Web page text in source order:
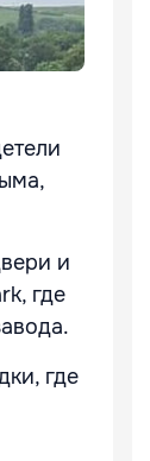
и
где
где